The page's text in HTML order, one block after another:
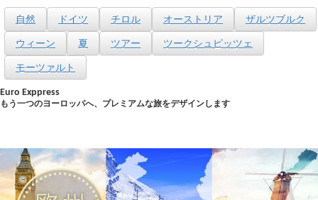
自然 ドイツ チロル オーストリア
ザルツブルク
ウィーン
夏 ツアー
ツークシュピッツェ
モーツァルト
Euro Exppress
もう一つのヨーロッパへ、プレミアムな旅をデザインします